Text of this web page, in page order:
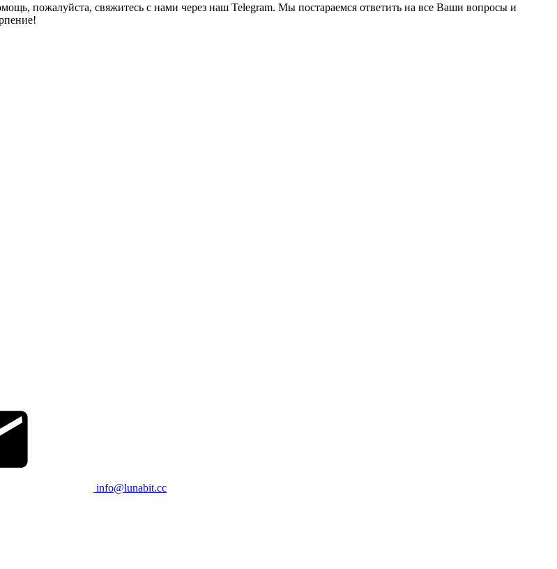
пожалуйста, свяжитесь с нами через наш Telegram. Мы постараемся ответить на все Ваши вопросы и
info@lunabit.cc